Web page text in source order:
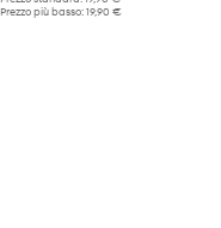
Prezzo più basso:19,90 €